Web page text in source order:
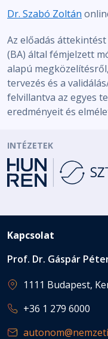
Dr. Szabó Zoltán
Az előadás
(BA) által fémjelzett
alapú
tervezés és a
felvillantva az egyes
eredményeit és
INTÉZETEK
Kapcsolat
Prof. Dr. Gáspár
1111 Budapest,
+36 1 279 6000